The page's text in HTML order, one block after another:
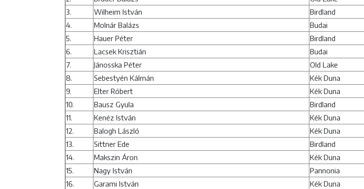
3.
Wilheim István Birdland
4.
Molnár Balázs Budai
5.
Hauer Péter Birdland
6.
Lacsek Krisztián Budai
7.
Jánosska Péter Old Lake
8.
Sebestyén Kálmán Kék Duna
9.
Elter Róbert Kék Duna
10.
Bausz Gyula Birdland
11.
Kenéz István Kék Duna
12.
Balogh László Kék Duna
13.
Sittner Ede Birdland
14.
Makszin Áron Kék Duna
15.
Nagy István Pannonia
16.
Garami István Kék Duna